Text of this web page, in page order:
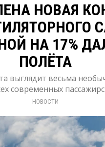
НОВАЯ
НА 17%
ПОЛЁТА
выглядит весьма
современных
НОВОСТИ